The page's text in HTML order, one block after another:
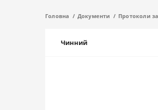
Головна Документи Протоколи
Чинний